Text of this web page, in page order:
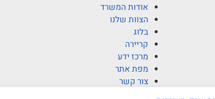
אודות המשרד
הצוות שלנו
בלוג
קריירה
מרכז ידע
מפת אתר
צור קשר